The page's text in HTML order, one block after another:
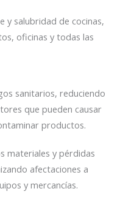
y salubridad de cocinas,
oficinas y todas las
sanitarios, reduciendo
que pueden causar
productos.
materiales y pérdidas
afectaciones a
y mercancías.